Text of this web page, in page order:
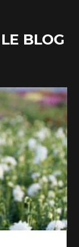
BLOG